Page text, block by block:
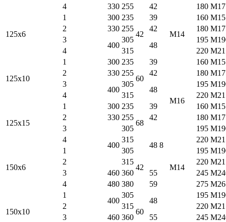
8
4
330 255 42 180
125х6
1 300 235
42
39
M14
160
2
330 255 42 180
3
400
305
48
195
4
315 220
125х10
1 300 235
60
39
M16
160
2
330 255 42 180
3
400
305
48
195
4
315 220
125х15
1 300 235
68
39 160
2
330 255 42 180
3
400
305
48
195
4
315 220
150х6
1
305
42
M14
195
2
315 220
3
460 360 55 245
4
480 380 59 275
150х10
1
400
305
60
48
195
2
315 220
3
460 360 55 245